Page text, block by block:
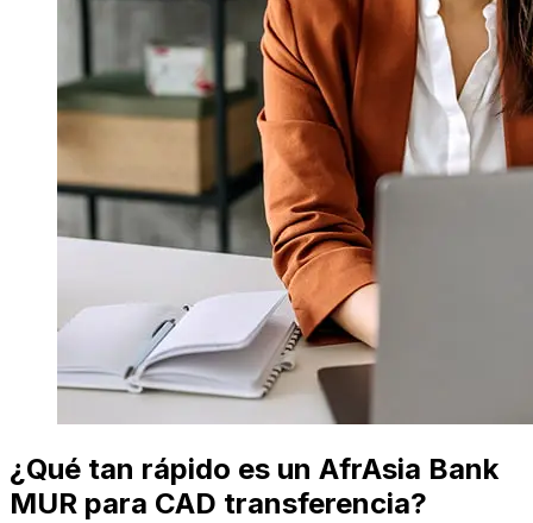
¿Qué tan rápido es un AfrAsia Bank
MUR para CAD transferencia?